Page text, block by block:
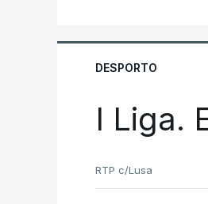
DESPORTO
I Liga.
RTP c/Lusa